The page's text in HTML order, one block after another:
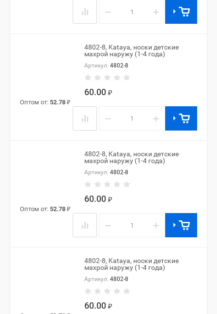
− +
4802-8, Kataya, носки детские
махрой наружу (1-4 года)
Артикул: 4802-8
60.00 ₽
Оптом от: 52.78 ₽
− +
4802-8, Kataya, носки детские
махрой наружу (1-4 года)
Артикул: 4802-8
60.00 ₽
Оптом от: 52.78 ₽
− +
4802-8, Kataya, носки детские
махрой наружу (1-4 года)
Артикул: 4802-8
60.00 ₽